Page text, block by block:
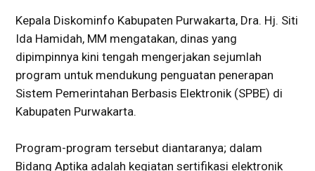
Kepala Diskominfo Kabupaten Purwakarta, Dra. Hj. Siti
Ida Hamidah, MM mengatakan, dinas yang
dipimpinnya kini tengah mengerjakan sejumlah
program untuk mendukung penguatan penerapan
Sistem Pemerintahan Berbasis Elektronik (SPBE) di
Kabupaten Purwakarta.
Program-program tersebut diantaranya; dalam
Bidang Aptika adalah kegiatan sertifikasi elektronik